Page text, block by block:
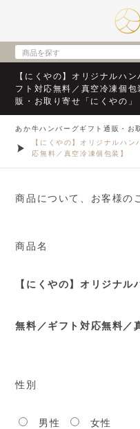
【にくやの】オリジナルハ
フト対応無料／真空冷凍個
販・お取り寄せ「にくやの」
あか牛ハンバーグギフト通販・お
【にくやの】オリジナルハ
応無料／真空冷凍個包装】
商品について、お客様の
商品名
【にくやの】オリジナ
無料／ギフト対応無料／
性別
男性 女性